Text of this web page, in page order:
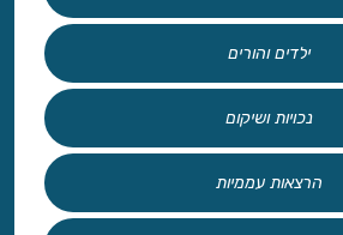
ילדים והורים
נכויות ושיקום
הרצאות עממיות